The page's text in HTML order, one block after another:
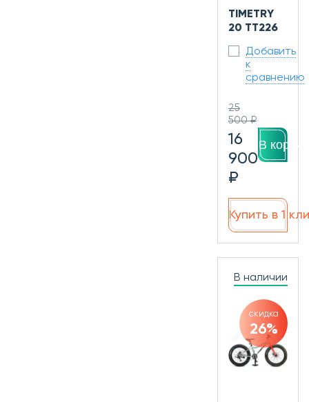
TIMETRY
20 TT226
Добавить
к
сравнению
25
500 ₽
16
900
₽
В
Купить в 1
В наличии
скидка
26%